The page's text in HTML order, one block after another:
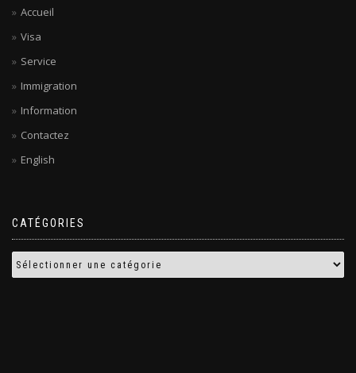
Accueil
Visa
Service
Immigration
Information
Contactez
English
CATÉGORIES